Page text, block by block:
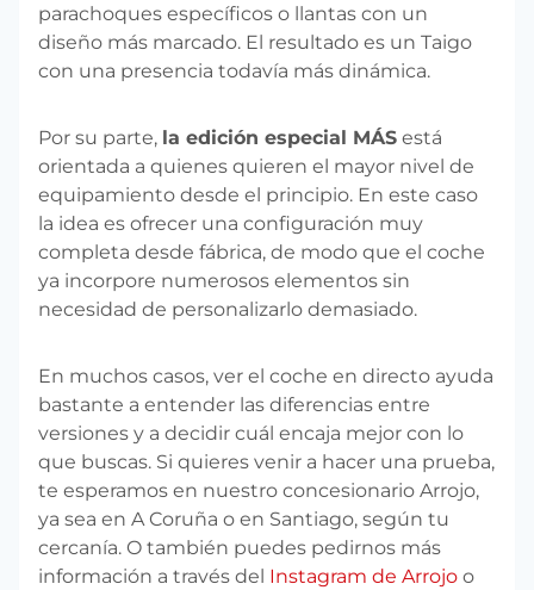
parachoques específicos o llantas con un
diseño más marcado. El resultado es un Taigo
con una presencia todavía más dinámica.
Por su parte, la edición especial MÁS está
orientada a quienes quieren el mayor nivel de
equipamiento desde el principio. En este caso
la idea es ofrecer una configuración muy
completa desde fábrica, de modo que el coche
ya incorpore numerosos elementos sin
necesidad de personalizarlo demasiado.
En muchos casos, ver el coche en directo ayuda
bastante a entender las diferencias entre
versiones y a decidir cuál encaja mejor con lo
que buscas. Si quieres venir a hacer una prueba,
te esperamos en nuestro concesionario Arrojo,
ya sea en A Coruña o en Santiago, según tu
cercanía. O también puedes pedirnos más
información a través del Instagram de Arrojo o